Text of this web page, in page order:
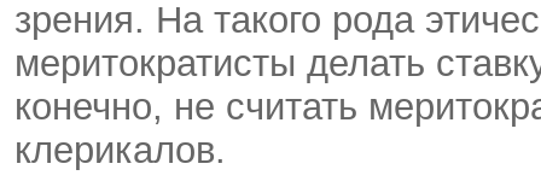
зрения. На такого рода
меритократисты делать
конечно, не считать
клерикалов.